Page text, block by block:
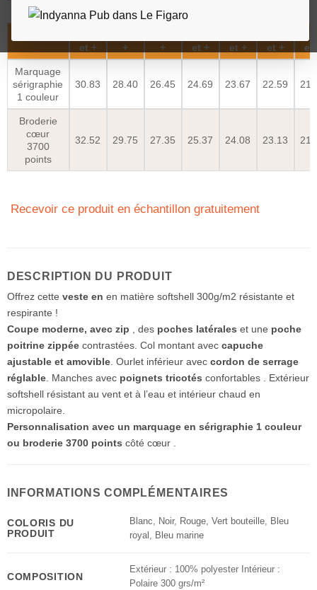
et +
+
+
et +
et +
et +
et
Marquage
sérigraphie
1 couleur
30.83 28.40 26.45 24.69 23.67 22.59
Broderie
cœur
3700
points
32.52 29.75 27.35 25.37 24.08 23.13
Recevoir ce produit en échantillon gratuitement
DESCRIPTION DU PRODUIT
Offrez cette veste en en matière softshell 300g/m2 résistante et
respirante !
Coupe moderne, avec zip , des poches latérales et une poche
poitrine zippée contrastées. Col montant avec capuche
ajustable et amovible. Ourlet inférieur avec cordon de serrage
réglable. Manches avec poignets tricotés confortables . Extérieur
softshell résistant au vent et à l’eau et intérieur chaud en
micropolaire.
Personnalisation avec un marquage en sérigraphie 1 couleur
ou broderie 3700 points côté cœur .
INFORMATIONS COMPLÉMENTAIRES
COLORIS DU
PRODUIT
Blanc, Noir, Rouge, Vert bouteille, Bleu
royal , Bleu marine
COMPOSITION
Extérieur : 100% polyester Intérieur :
Polaire 300 grs/m²